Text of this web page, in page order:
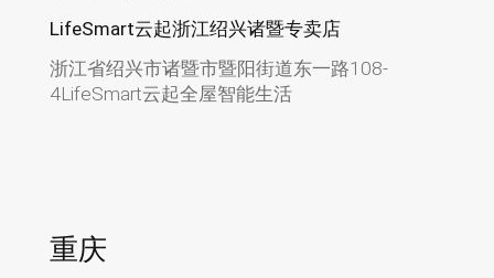
LifeSmart云起浙江绍兴诸暨专卖店
浙江省绍兴市诸暨市暨阳街道东一路108-
4LifeSmart云起全屋智能生活
重庆